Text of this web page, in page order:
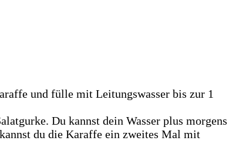
und fülle mit Leitungswasser bis zur 1
Du kannst dein Wasser plus morgens
du die Karaffe ein zweites Mal mit